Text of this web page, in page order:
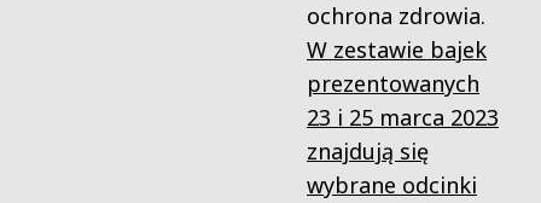
ochrona zdrowia.
W zestawie bajek
prezentowanych
23 i 25 marca 2023
znajdują się
wybrane odcinki